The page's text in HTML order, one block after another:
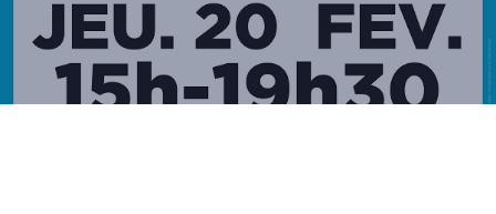
SOLIDARITÉS
ÉCONOMIE